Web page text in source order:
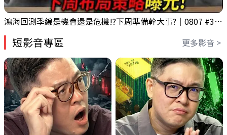
鴻海回測季線是機會還是危機!?下周準備幹大事?｜0807 #3661 #2317 #2317鴻海
短影音專區 更多影音 >